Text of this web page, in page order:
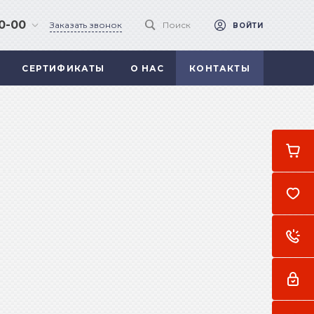
00 Заказать звонок Поиск ВОЙТИ
СЕРТИФИКАТЫ О НАС КОНТАКТЫ